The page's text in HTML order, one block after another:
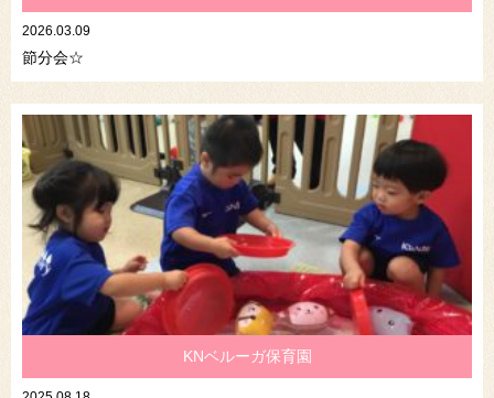
2026.03.09
節分会☆
KNベルーガ保育園